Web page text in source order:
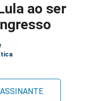
no
no
ao ser